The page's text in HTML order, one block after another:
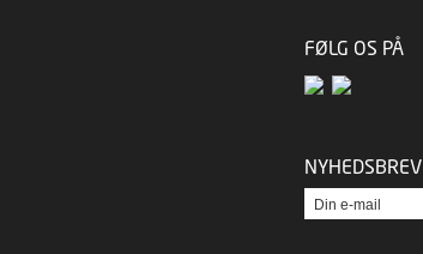
FØLG OS PÅ
NYHEDSBREV